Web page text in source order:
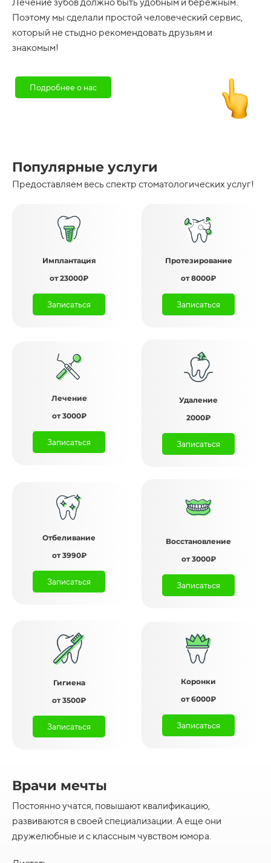
Поэтому мы сделали простой человеческий сервис,
который не стыдно рекомендовать друзьям и
знакомым!
Подробнее о нас
Популярные услуги
Предоставляем весь спектр стоматологических услуг!
Имплантация
от 23000₽
Записаться
Протезирование
от 8000₽
Записаться
Лечение
от 3000₽
Записаться
Удаление
2000₽
Записаться
Отбеливание
от 3990₽
Записаться
Восстановление
от 3000₽
Записаться
Гигиена
от 3500₽
Записаться
Коронки
от 6000₽
Записаться
Врачи мечты
Постоянно учатся, повышают квалификацию,
развиваются в своей специализации. А еще они
дружелюбные и с классным чувством юмора.